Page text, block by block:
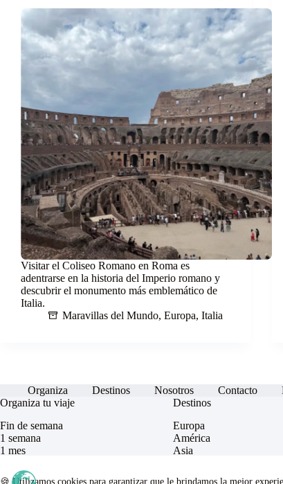
🍪 Utilizamos cookies para garantizar que le brindamos la mejor
Visitar el Coliseo Romano en Roma es
adentrarse en la historia del Imperio romano y
descubrir el monumento más emblemático de
Italia.
Maravillas del Mundo, Europa, Italia
Organiza Destinos Nosotros Contacto
Organiza tu viaje
Fin de semana
1 semana
1 mes
Destinos
Europa
América
Asia
Maravillas del Mundo